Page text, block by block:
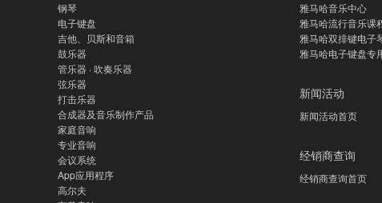
钢琴
电子键盘
吉他、贝斯和音箱
鼓乐器
管乐器 · 吹奏乐器
弦乐器
打击乐器
合成器及音乐制作产品
家庭音响
专业音响
会议系统
App应用程序
高尔夫
雅马哈音乐中心
雅马哈流行音乐课
雅马哈双排键电子
雅马哈电子键盘专
新闻活动
新闻活动首页
经销商查询
经销商查询首页